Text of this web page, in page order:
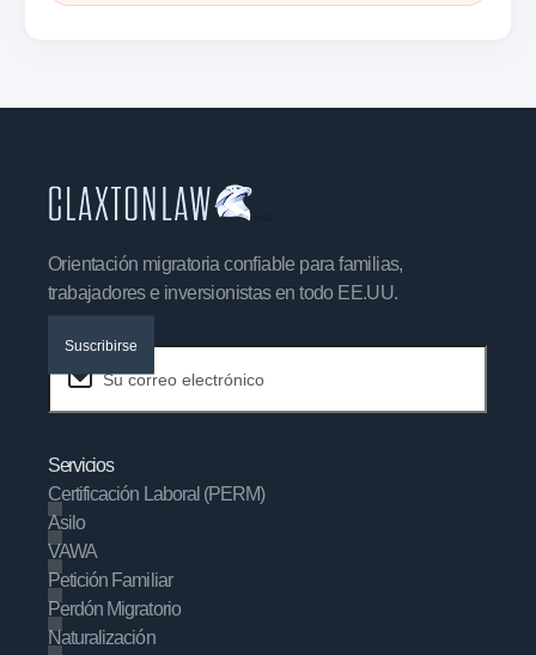
Orientación migratoria confiable para familias,
trabajadores e inversionistas en todo EE.UU.
Suscribirse
Servicios
Certificación Laboral (PERM)
Asilo
VAWA
Petición Familiar
Perdón Migratorio
Naturalización